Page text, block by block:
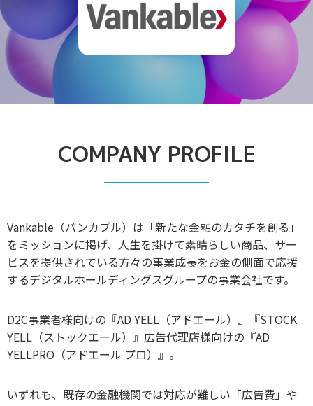
COMPANY PROFILE
Vankable（バンカブル）は「新たな金融のカタチを創る」
をミッションに掲げ、 人生を掛けて素晴らしい商品、サー
ビスを提供されている方々の事業成長をお金の側面で応援
するデジタルホールディングスグループの事業会社です。
D2C事業者様向けの『AD YELL（アドエール）』『STOCK
YELL（ストックエール）』 広告代理店様向けの『AD
YELLPRO（アドエール プロ）』。
いずれも、既存の金融機関では対応が難しい 「広告費」や